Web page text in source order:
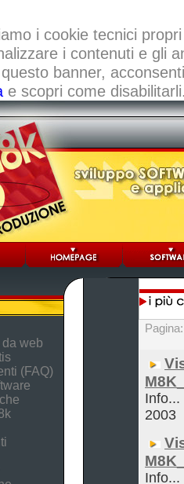
i cookie tecnici
i contenuti e gli
banner,
e scopri come
web
(FAQ)
Info...
2003
Info...